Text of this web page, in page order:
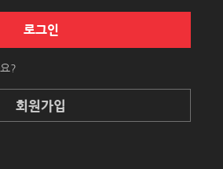
로그인
?
회원가입